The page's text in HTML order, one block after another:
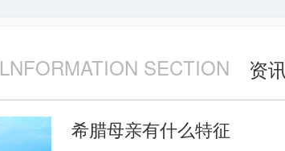
SECTION 资
希腊母亲有什么特征